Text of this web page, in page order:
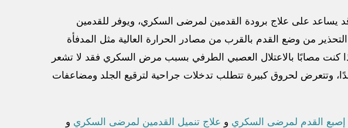
قد يساعد على علاج برودة القدمين لمرضى السكري، ويوفر للقدمين
من وضع القدم بالقرب من مصادر الحرارة العالية مثل المدفأة
إذا كنت مصابًا بالاعتلال العصبي الطرفي بسبب مرض السكري فقد لا تشعر
وتتعرض لحروق كبيرة تتطلب تدخلات جراحية لترقيع الجلد ومضاعفات
إصبع القدم لمرضى السكري و علاج تنميل القدمين لمرضى السكري و